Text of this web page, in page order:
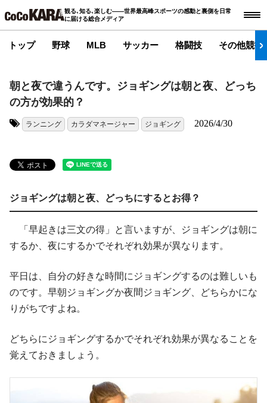
観る､知る､楽しむ――世界最高峰スポーツの感動と裏側を日常
に届ける総合メディア
トップ 野球 MLB サッカー 格闘技 その他競技
朝と夜で違うんです。ジョギングは朝と夜、どっち
の方が効果的？
ランニング カラダマネージャー ジョギング 2026/4/30
ジョギングは朝と夜、どっちにするとお得？
「早起きは三文の得」と言いますが、ジョギングは朝に
するか、夜にするかでそれぞれ効果が異なります。
平日は、自分の好きな時間にジョギングするのは難しいも
のです。早朝ジョギングか夜間ジョギング、どちらかにな
りがちですよね。
どちらにジョギングするかでそれぞれ効果が異なることを
覚えておきましょう。